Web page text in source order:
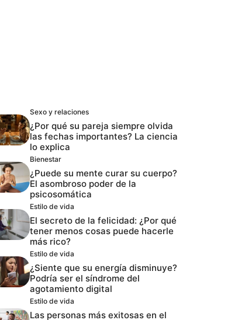
Sexo y relaciones
¿Por qué su pareja siempre olvida
las fechas importantes? La ciencia
lo explica
Bienestar
¿Puede su mente curar su cuerpo?
El asombroso poder de la
psicosomática
Estilo de vida
El secreto de la felicidad: ¿Por qué
tener menos cosas puede hacerle
más rico?
Estilo de vida
¿Siente que su energía disminuye?
Podría ser el síndrome del
agotamiento digital
Estilo de vida
Las personas más exitosas en el